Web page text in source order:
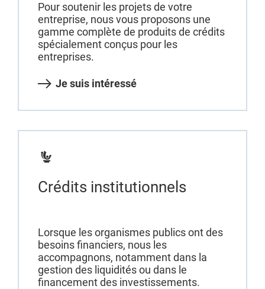
Pour soutenir les projets de votre
entreprise, nous vous proposons une
gamme complète de produits de crédits
spécialement conçus pour les
entreprises.
Je suis intéressé
Crédits institutionnels
Lorsque les organismes publics ont des
besoins financiers, nous les
accompagnons, notamment dans la
gestion des liquidités ou dans le
financement des investissements.